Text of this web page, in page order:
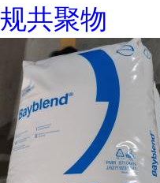
规共聚物